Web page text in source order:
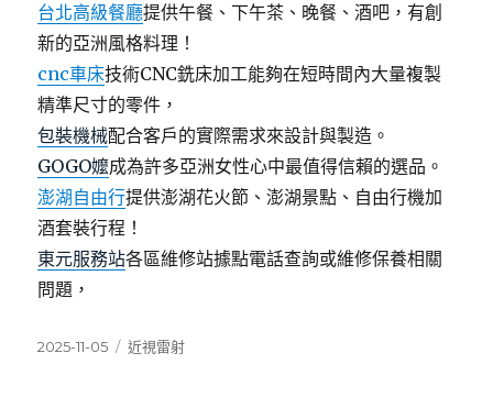
台北高級餐廳提供午餐、下午茶、晚餐、酒吧，有創
新的亞洲風格料理！
cnc車床技術CNC銑床加工能夠在短時間內大量複製
精準尺寸的零件，
包裝機械配合客戶的實際需求來設計與製造。
GOGO嬤成為許多亞洲女性心中最值得信賴的選品。
澎湖自由行提供澎湖花火節、澎湖景點、自由行機加
酒套裝行程！
東元服務站各區維修站據點電話查詢或維修保養相關
問題，
發
2025-11-05
分
近視雷射